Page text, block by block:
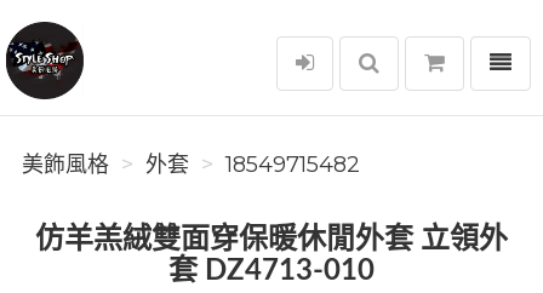
美飾風格
選單
美飾風格 外套 18549715482
仿羊羔絨雙面穿保暖休閒外套 立領外
套 DZ4713-010